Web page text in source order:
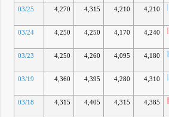
03/25 4,270 4,315 4,210 4,210
03/24 4,250 4,250 4,170 4,240
03/23 4,250 4,260 4,095 4,180
03/19 4,360 4,395 4,280 4,310
03/18 4,315 4,405 4,315 4,385